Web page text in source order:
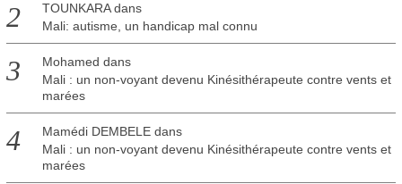
TOUNKARAdans
Mali: autisme, un handicap mal connu
Mohamed dans
Mali : un non-voyant devenu Kinésithérapeute contre vents et
marées
Mamédi DEMBELEdans
Mali : un non-voyant devenu Kinésithérapeute contre vents et
marées